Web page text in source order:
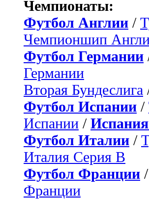
Чемпионаты:
Футбол Англии /
Чемпионшип
Футбол Германии
Германии
Вторая Бундеслига
Футбол Испании /
Испании /
Футбол Италии /
Италия Серия B
Футбол Франции /
Франции